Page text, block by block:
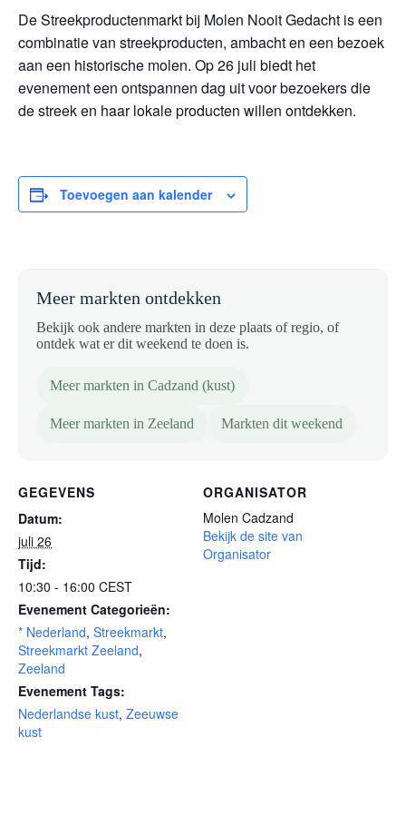
De Streekproductenmarkt bij Molen Nooit Gedacht is een
combinatie van streekproducten, ambacht en een bezoek
aan een historische molen. Op 26 juli biedt het
evenement een ontspannen dag uit voor bezoekers die
de streek en haar lokale producten willen ontdekken.
Toevoegen aan kalender
Meer markten ontdekken
Bekijk ook andere markten in deze plaats of regio, of
ontdek wat er dit weekend te doen is.
Meer markten in Cadzand (kust)
Meer markten in Zeeland Markten dit weekend
GEGEVENS
Datum:
juli 26
Tijd:
10:30 - 16:00 CEST
Evenement Categorieën:
* Nederland, Streekmarkt,
Streekmarkt Zeeland,
Zeeland
Evenement Tags:
Nederlandse kust, Zeeuwse
kust
ORGANISATOR
Molen Cadzand
Bekijk de site van
Organisator